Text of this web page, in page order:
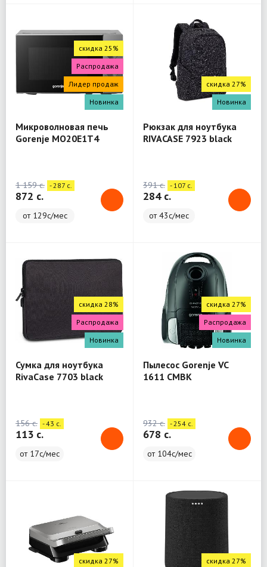
скидка 25%
Распродажа
Лидер продаж
Новинка
Микроволновая печь
Gorenje MO20E1T4
1 159 c. - 287 c.
872 c.
от 129с/мес
скидка 27%
Новинка
Рюкзак для ноутбука
RIVACASE 7923 black
391 c. - 107 c.
284 c.
от 43с/мес
скидка 28%
Распродажа
Новинка
Сумка для ноутбука
RivaCase 7703 black
156 c. - 43 c.
113 c.
от 17с/мес
скидка 27%
Распродажа
Новинка
Пылесос Gorenje VC
1611 CMBK
932 c. - 254 c.
678 c.
от 104с/мес
скидка 27%
скидка 27%